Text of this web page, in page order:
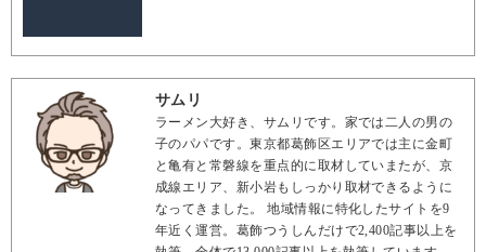
サムリ
ラーメン大好き、サムリです。家では二人の男の
子のパパです。東京都葛飾区エリアでは主に金町
と亀有と常磐線を重点的に取材していまたが、京
成線エリア、新小岩もしっかり取材できるように
なってきました。 地域情報に特化したサイトを9
年近く運営。葛飾つうしんだけで2,400記事以上を